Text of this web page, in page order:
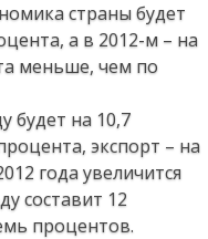
страны будет
а в 2012-м – на
меньше, чем по
будет на 10,7
экспорт – на
года увеличится
составит 12
процентов.